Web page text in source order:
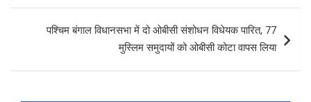
पश्चिम बंगाल विधानसभा में दो ओबीसी संशोधन विधेयक पारित, 77
मुस्लिम समुदायों को ओबीसी कोटा वापस लिया